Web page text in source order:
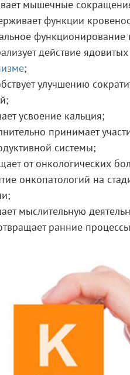
мышечные
функции
функционирование
действие
;
улучшению
усвоение кальция;
принимает
системы;
от онкологических
онкопатологий на
мыслительную
ранние процессы